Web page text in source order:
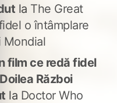
la The Great
o întâmplare
Mondial
film ce redă fidel
Război
la Doctor Who